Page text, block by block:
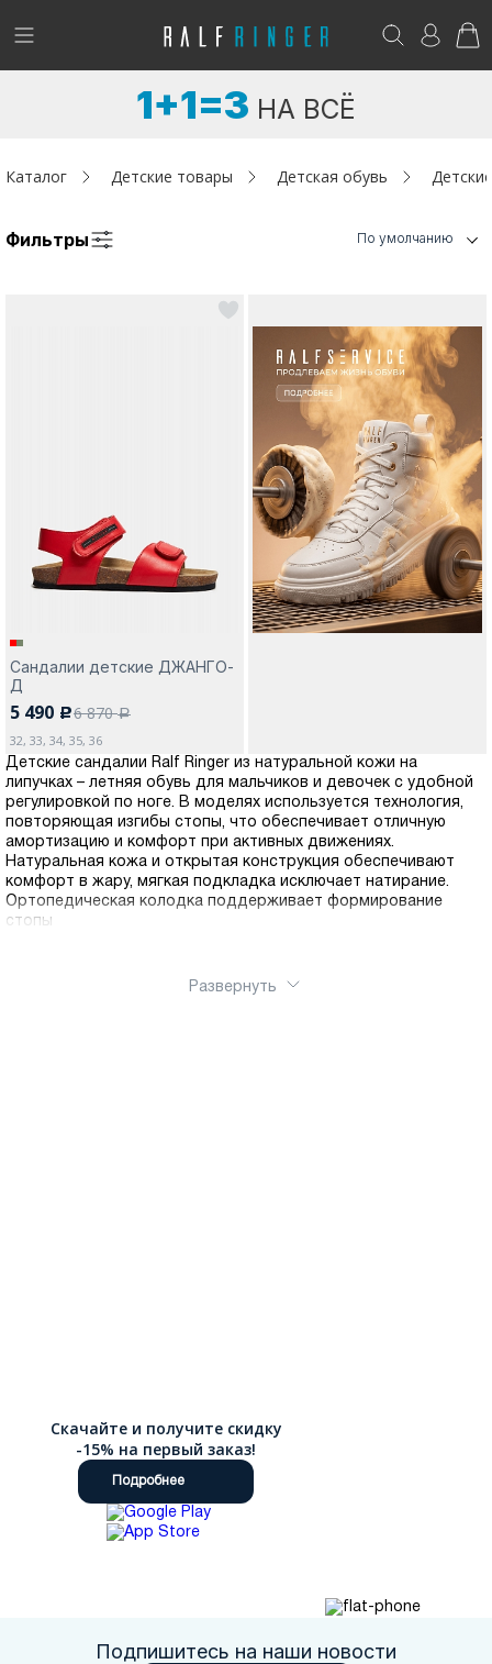
!
Женщинам
О компании
Покупателям
Возникли вопросы? - club@ralf.ru
1+1=3 НА ВСЁ
Каталог Детские товары Детская обувь
Фильтры По умолчанию
Сандалии детские ДЖАНГО-
Д
5 490 c6 870a
32, 33, 34, 35, 36
Детские сандалии Ralf Ringer из натуральной кожи на
липучках – летняя обувь для мальчиков и девочек с удобной
регулировкой по ноге. В моделях используется технология,
повторяющая изгибы стопы, что обеспечивает отличную
амортизацию и комфорт при активных движениях.
Натуральная кожа и открытая конструкция обеспечивают
комфорт в жару, мягкая подкладка исключает натирание.
Ортопедическая колодка поддерживает формирование
стопы
Развернуть
Скачайте и получите скидку
-15% на первый заказ!
Подробнее
Подпишитесь на наши новости